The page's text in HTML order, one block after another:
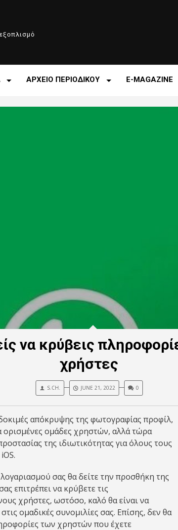
ΑΡΧΕΙΟ ΠΕΡΙΟΔΙΚΟΥ E-MAGAZINE
να κρύβεις
χρήστες
S.CH. JUNE 21, 2022 0
απόκρυψης της φωτογραφίας προφίλ,
ορισμένες ομάδες χρηστών, αλλά τώρα
της ιδιωτικότητας για όλους τους
σας θα δείτε την προσθήκη της
επιτρέπει να κρύβετε τις
χρήστες, ωστόσο, καλό θα είναι να
ομαδικές συνομιλίες σας. Επίσης, δεν θα
των χρηστών που έχετε